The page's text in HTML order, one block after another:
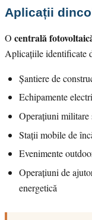
Aplicații
O centrală
Aplicațiile identificate
Șantiere de
Echipamente
Operațiuni militare
Stații mobile de
Evenimente
Operațiuni de
energetică